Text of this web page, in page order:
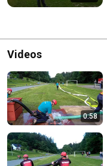
Videos
0:58